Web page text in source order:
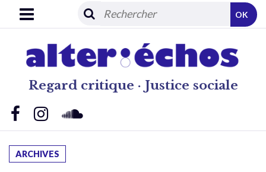
Regard critique · Justice sociale
OK
ARCHIVES